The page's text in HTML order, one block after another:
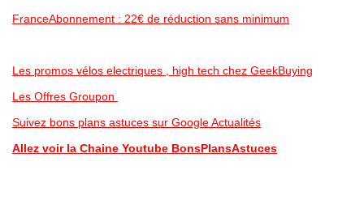
FranceAbonnement : 22€ de réduction sans minimum
Les promos vélos electriques , high tech chez GeekBuying
Les Offres Groupon
Suivez bons plans astuces sur Google Actualités
Allez voir la Chaine Youtube BonsPlansAstuces